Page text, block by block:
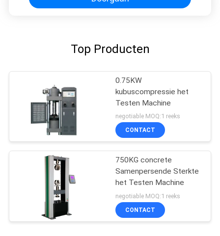
Top Producten
0.75KW
kubuscompressie het
Testen Machine
negotiable MOQ:1 reeks
CONTACT
750KG concrete
Samenpersende Sterkte
het Testen Machine
negotiable MOQ:1 reeks
CONTACT